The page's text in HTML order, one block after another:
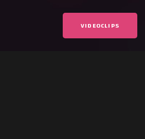
VIDEOCLIPS